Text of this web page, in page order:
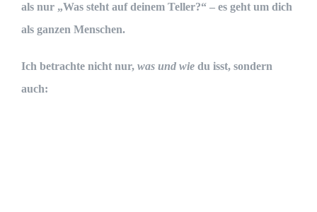
als nur „Was steht auf deinem Teller?“ – es geht um dich
als ganzen Menschen.
Ich betrachte nicht nur, was und wie du isst, sondern
auch: